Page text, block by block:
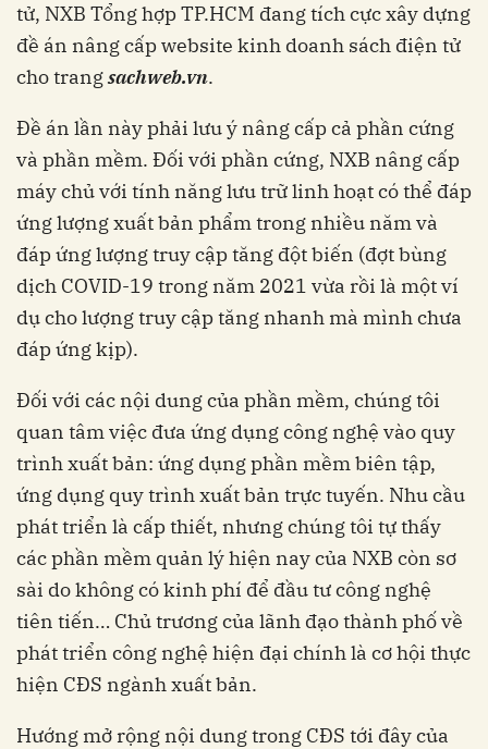
tử, NXB Tổng hợp TP.HCM đang tích cực xây dựng
đề án nâng cấp website kinh doanh sách điện tử
cho trangsachweb.vn.
Đề án lần này phải lưu ý nâng cấp cả phần cứng
và phần mềm. Đối với phần cứng, NXB nâng cấp
máy chủ với tính năng lưu trữ linh hoạt có thể đáp
ứng lượng xuất bản phẩm trong nhiều năm và
đáp ứng lượng truy cập tăng đột biến (đợt bùng
dịch COVID-19 trong năm 2021 vừa rồi là một ví
dụ cho lượng truy cập tăng nhanh mà mình chưa
đáp ứng kịp).
Đối với các nội dung của phần mềm, chúng tôi
quan tâm việc đưa ứng dụng công nghệ vào quy
trình xuất bản: ứng dụng phần mềm biên tập,
ứng dụng quy trình xuất bản trực tuyến. Nhu cầu
phát triển là cấp thiết, nhưng chúng tôi tự thấy
các phần mềm quản lý hiện nay của NXB còn sơ
sài do không có kinh phí để đầu tư công nghệ
tiên tiến… Chủ trương của lãnh đạo thành phố về
phát triển công nghệ hiện đại chính là cơ hội thực
hiện CĐS ngành xuất bản.
Hướng mở rộng nội dung trong CĐS tới đây của